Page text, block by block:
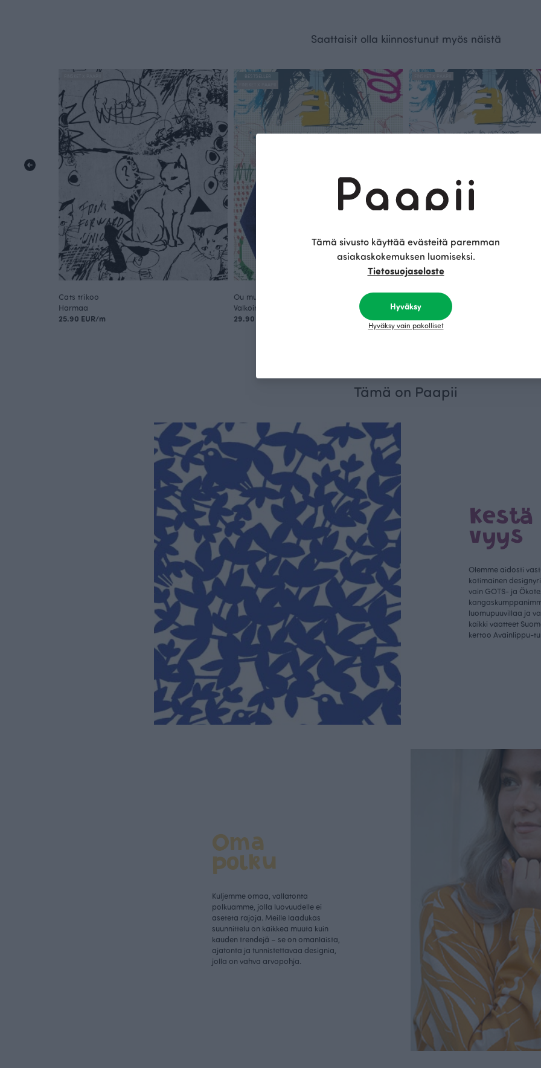
Saattaisit olla kiinnostunut myös näistä
Cats trikoo
Harmaa
25.90 EUR/m
BESTSELLER
Ou mua mua joustocollege harjattu
Valkoinen
29.90 EUR/m
Ou mua mua trikoo
Valkoinen
25.90 EUR/m
Tämä on Paapii
Kestä
vyys
Olemme aidosti
kotimainen
vain GOTS- ja
luomupuuvillaa ja
kaikki vaatteet
kertoo Avainlippu-
Oma
polku
Kuljemme omaa, vallatonta
polkuamme, jolla luovuudelle ei
aseteta rajoja. Meille laadukas
suunnittelu on kaikkea muuta kuin
kauden trendejä – se on omanlaista,
ajatonta ja tunnistettavaa designia,
jolla on vahva arvopohja.
Tämä sivusto käyttää evästeitä paremman
asiakaskokemuksen luomiseksi.
Tietosuojaseloste
Hyväksy
Hyväksy vain pakolliset